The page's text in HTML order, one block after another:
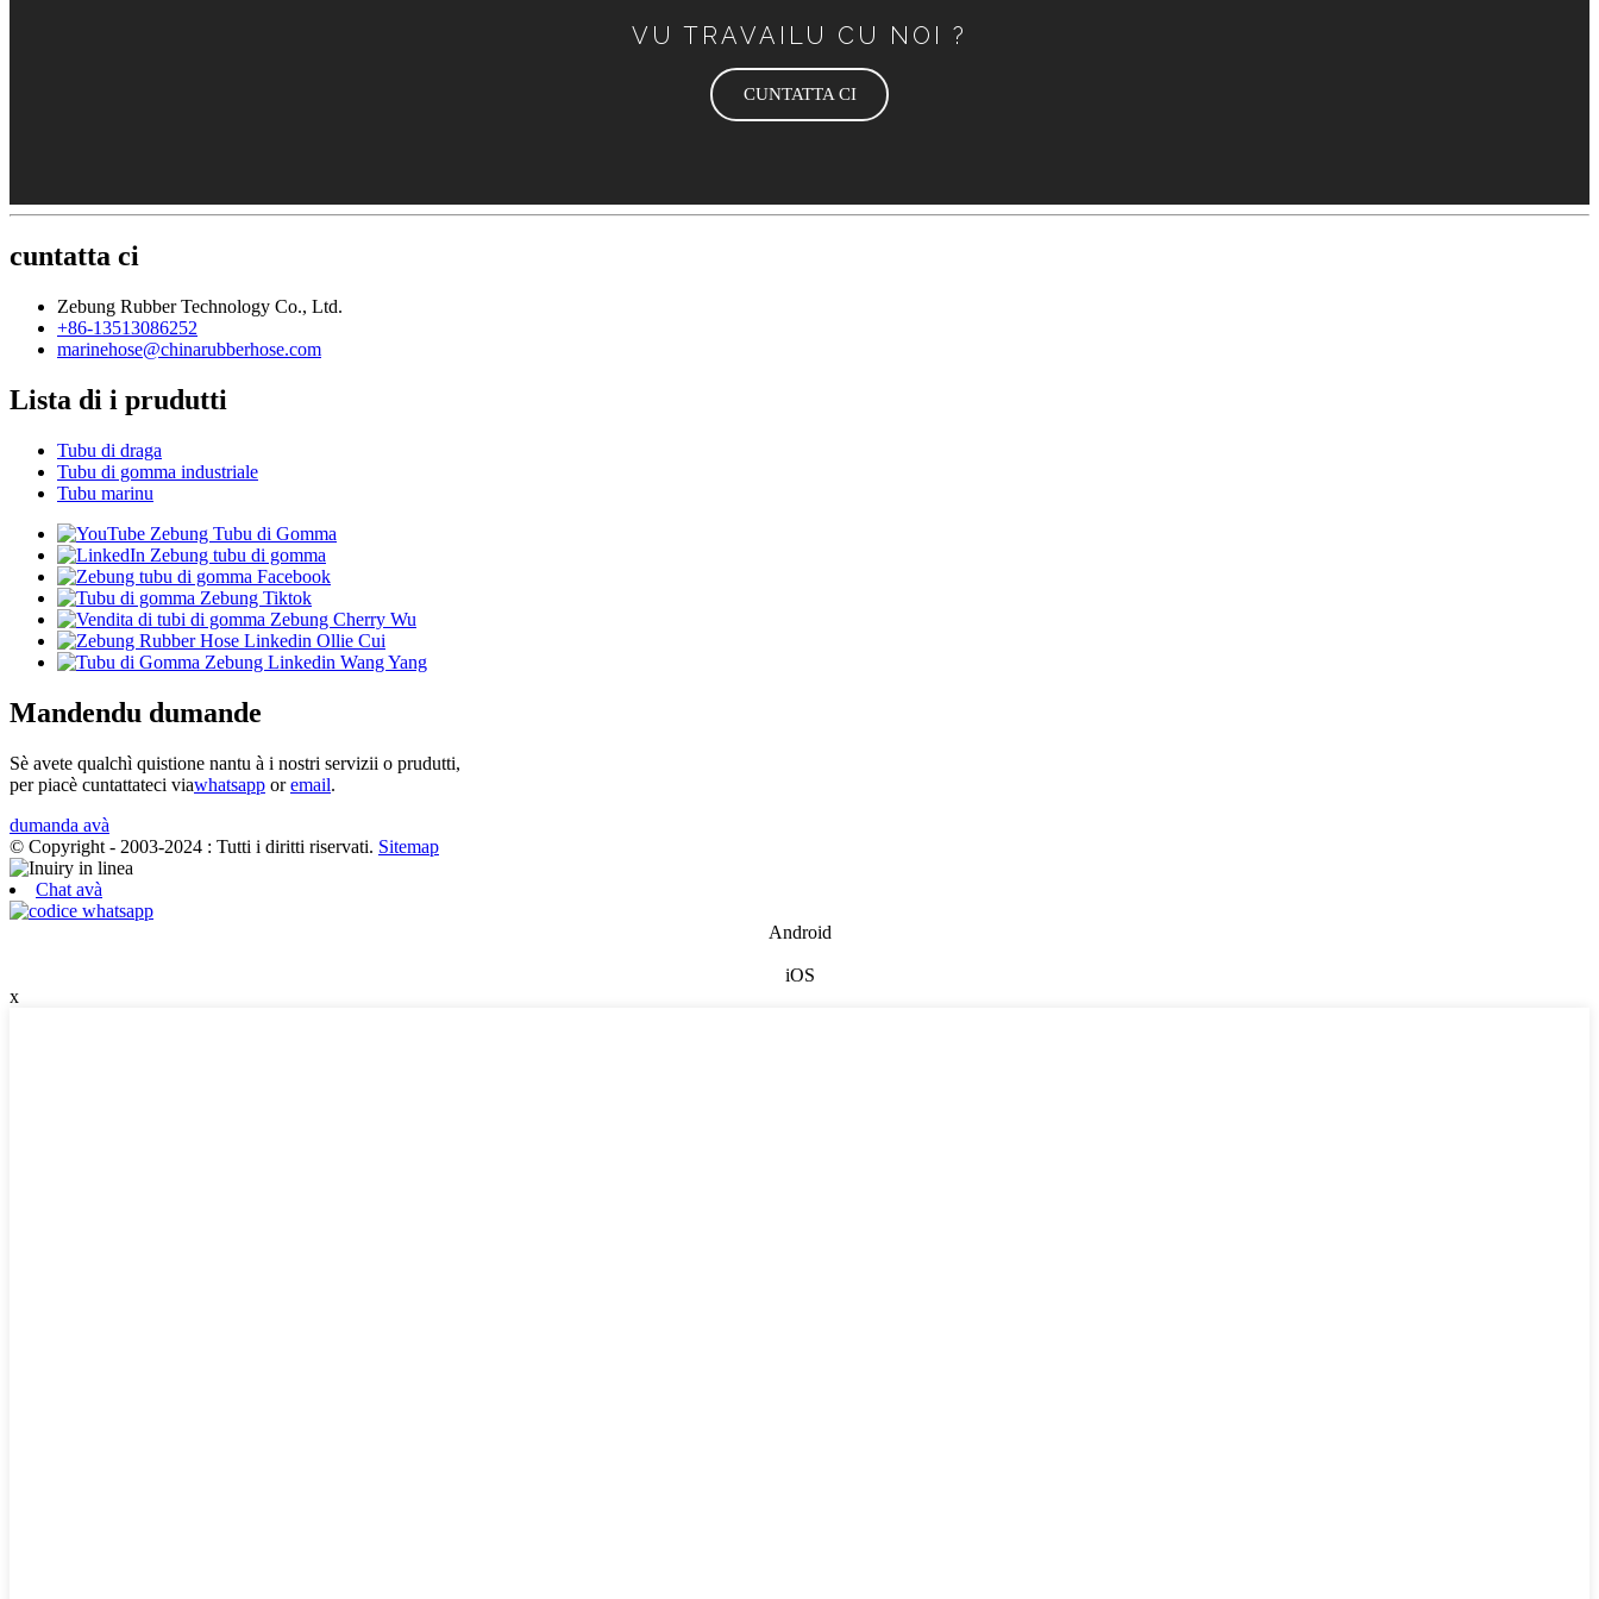
VU TRAVAILU CU NOI ?
CUNTATTA CI
cuntatta ci
Zebung Rubber Technology Co., Ltd.
+86-13513086252
marinehose@chinarubberhose.com
Lista di i prudutti
Tubu di draga
Tubu di gomma industriale
Tubu marinu
Mandendu dumande
Sè avete qualchì quistione nantu à i nostri servizii o prudutti,
per piacè cuntattateci viawhatsapp oremail.
dumanda avà
© Copyright - 2003-2024 : Tutti i diritti riservati. Sitemap
Chat avà
Android
iOS
x